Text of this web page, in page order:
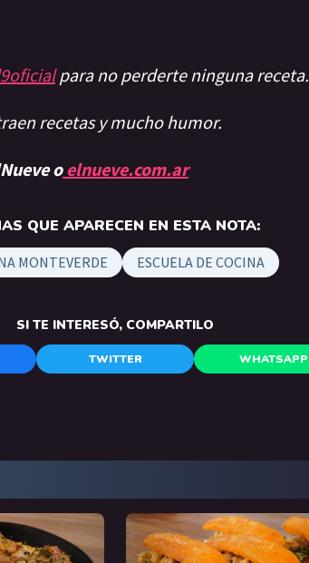
para no perderte ninguna receta.
recetas y mucho humor.
o elnueve.com.ar
QUE APARECEN EN ESTA NOTA:
MONTEVERDE ESCUELA DE COCINA
SI TE INTERESÓ, COMPARTILO
TWITTER WHATSAPP